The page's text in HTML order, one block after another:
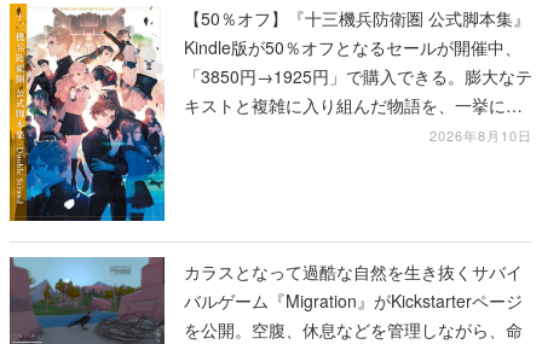
【50％オフ】『十三機兵防衛圏 公式脚本集』
Kindle版が50％オフとなるセールが開催中、
「3850円→1925円」で購入できる。膨大なテ
キストと複雑に入り組んだ物語を、一挙に再
2026年8月10日
カラスとなって過酷な自然を生き抜くサバイ
バルゲーム『Migration』がKickstarterページ
を公開。空腹、休息などを管理しながら、命